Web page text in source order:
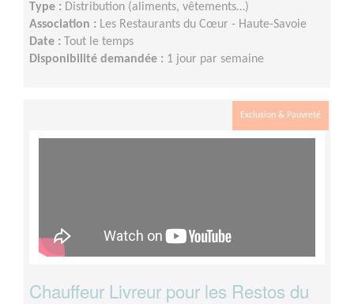
Type : Distribution (aliments, vêtements…)
Association : Les Restaurants du Cœur - Haute-Savoie
Date : Tout le temps
Disponibilité demandée : 1 jour par semaine
Exclusion & Pauvreté
Chauffeur Livreur pour les Restos du